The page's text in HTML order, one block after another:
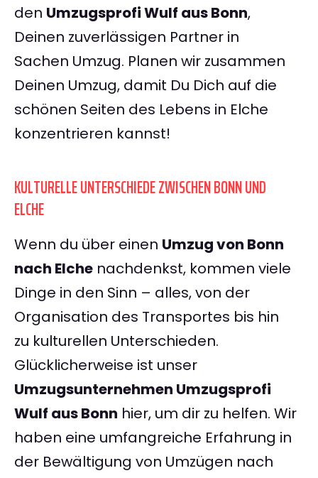
den Umzugsprofi Wulf aus Bonn,
Deinen zuverlässigen Partner in
Sachen Umzug. Planen wir zusammen
Deinen Umzug, damit Du Dich auf die
schönen Seiten des Lebens in Elche
konzentrieren kannst!
KULTURELLE UNTERSCHIEDE ZWISCHEN BONN UND
ELCHE
Wenn du über einen Umzug von Bonn
nach Elche nachdenkst, kommen viele
Dinge in den Sinn – alles, von der
Organisation des Transportes bis hin
zu kulturellen Unterschieden.
Glücklicherweise ist unser
Umzugsunternehmen Umzugsprofi
Wulf aus Bonn hier, um dir zu helfen. Wir
haben eine umfangreiche Erfahrung in
der Bewältigung von Umzügen nach